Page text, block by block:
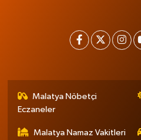
Malatya Nöbetçi
Eczaneler
Malatya Namaz Vakitleri